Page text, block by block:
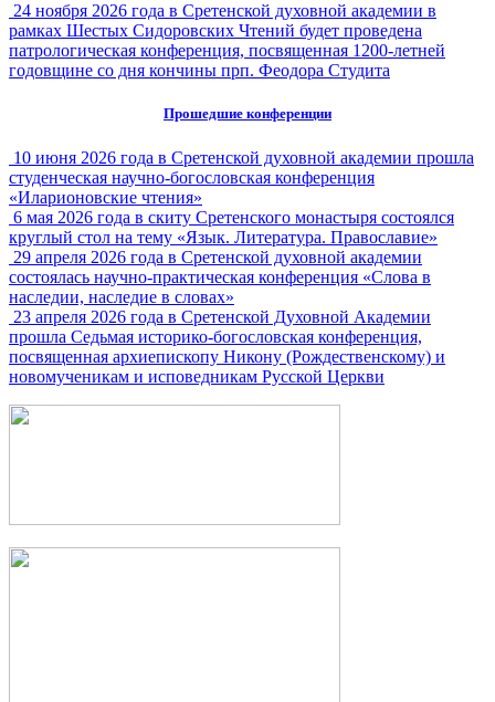
24 ноября 2026 года в Сретенской духовной академии в
рамках Шестых Сидоровских Чтений будет проведена
патрологическая конференция, посвященная 1200-летней
годовщине со дня кончины прп. Феодора Студита
Прошедшие конференции
10 июня 2026 года в Сретенской духовной академии прошла
студенческая научно-богословская конференция
«Иларионовские чтения»
6 мая 2026 года в скиту Сретенского монастыря состоялся
круглый стол на тему «Язык. Литература. Православие»
29 апреля 2026 года в Сретенской духовной академии
состоялась научно-практическая конференция «Слова в
наследии, наследие в словах»
23 апреля 2026 года в Сретенской Духовной Академии
прошла Седьмая историко-богословская конференция,
посвященная архиепископу Никону (Рождественскому) и
новомученикам и исповедникам Русской Церкви